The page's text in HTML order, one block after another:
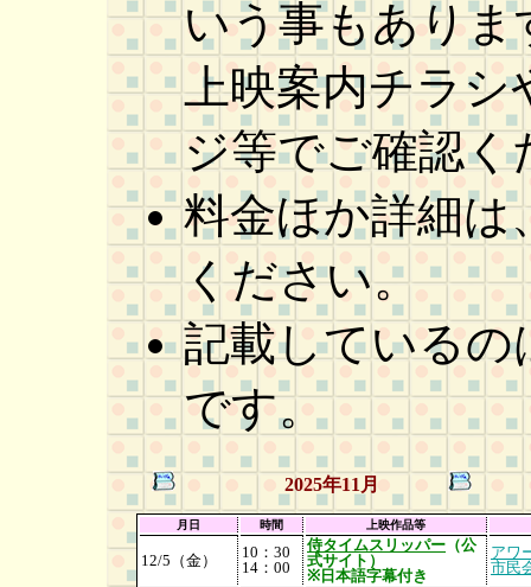
いう事もあり
上映案内チラシ
ジ等でご確認く
料金ほか詳細は
ください。
記載しているの
です。
2025年11月
月日 時間 上映作品等
12/5（金）
10：30
14：00
侍タイムスリッパー （公
式サイト）
※日本語字幕付き
アワ
市民